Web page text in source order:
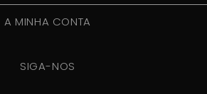
A MINHA CONTA
SIGA-NOS